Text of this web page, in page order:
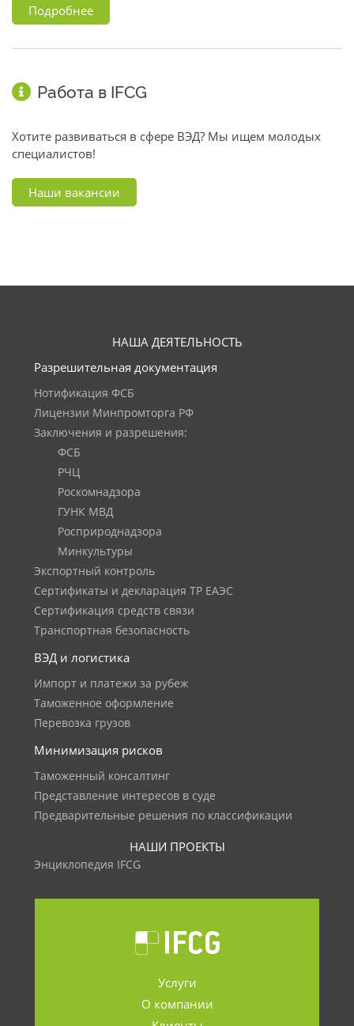
Подробнее
Работа в IFCG
Хотите развиваться в сфере ВЭД? Мы ищем молодых
специалистов!
Наши вакансии
НАША ДЕЯТЕЛЬНОСТЬ
Разрешительная документация
Нотификация ФСБ
Лицензии Минпромторга РФ
Заключения и разрешения:
ФСБ
РЧЦ
Роскомнадзора
ГУНК МВД
Росприроднадзора
Минкультуры
Экспортный контроль
Сертификаты и декларация ТР ЕАЭС
Сертификация средств связи
Транспортная безопасность
ВЭД и логистика
Импорт и платежи за рубеж
Таможенное оформление
Перевозка грузов
Минимизация рисков
Таможенный консалтинг
Представление интересов в суде
Предварительные решения по классификации
НАШИ ПРОЕКТЫ
Энциклопедия IFCG
Услуги
О компании